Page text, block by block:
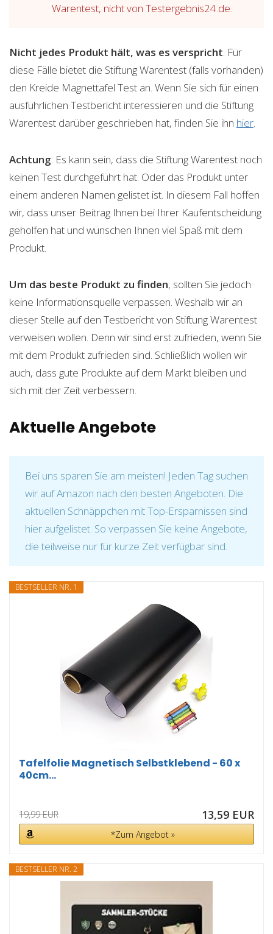
Warentest, nicht von Testergebnis24.de.
Nicht jedes Produkt hält, was es verspricht. Für
diese Fälle bietet die Stiftung Warentest (falls vorhanden)
den Kreide Magnettafel Test an. Wenn Sie sich für einen
ausführlichen Testbericht interessieren und die Stiftung
Warentest darüber geschrieben hat, finden Sie ihn hier.
Achtung: Es kann sein, dass die Stiftung Warentest noch
keinen Test durchgeführt hat. Oder das Produkt unter
einem anderen Namen gelistet ist. In diesem Fall hoffen
wir, dass unser Beitrag Ihnen bei Ihrer Kaufentscheidung
geholfen hat und wünschen Ihnen viel Spaß mit dem
Produkt.
Um das beste Produkt zu finden, sollten Sie jedoch
keine Informationsquelle verpassen. Weshalb wir an
dieser Stelle auf den Testbericht von Stiftung Warentest
verweisen wollen. Denn wir sind erst zufrieden, wenn Sie
mit dem Produkt zufrieden sind. Schließlich wollen wir
auch, dass gute Produkte auf dem Markt bleiben und
sich mit der Zeit verbessern.
Aktuelle Angebote
Bei uns sparen Sie am meisten! Jeden Tag suchen
wir auf Amazon nach den besten Angeboten. Die
aktuellen Schnäppchen mit Top-Ersparnissen sind
hier aufgelistet. So verpassen Sie keine Angebote,
die teilweise nur für kurze Zeit verfügbar sind.
BESTSELLER NR. 1
Tafelfolie Magnetisch Selbstklebend - 60 x
40cm...
19,99 EUR 13,59 EUR
*Zum Angebot »
BESTSELLER NR. 2